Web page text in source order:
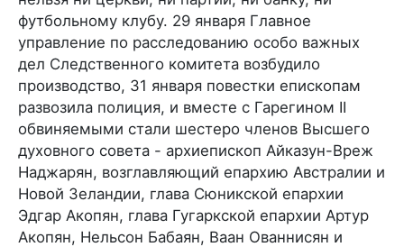
футбольному клубу. 29 января Главное
управление по расследованию особо важных
дел Следственного комитета возбудило
производство, 31 января повестки епископам
развозила полиция, и вместе с Гарегином II
обвиняемыми стали шестеро членов Высшего
духовного совета - архиепископ Айказун-Вреж
Наджарян, возглавляющий епархию Австралии и
Новой Зеландии, глава Сюникской епархии
Эдгар Акопян, глава Гугаркской епархии Артур
Акопян, Нельсон Бабаян, Ваан Ованнисян и